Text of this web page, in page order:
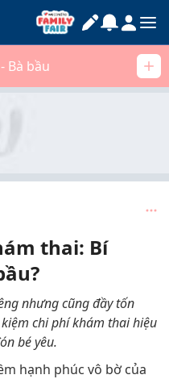
Bà bầu
thai: Bí
nhưng cũng đầy tốn
chi phí khám thai hiệu
bé yêu.
hạnh phúc vô bờ của